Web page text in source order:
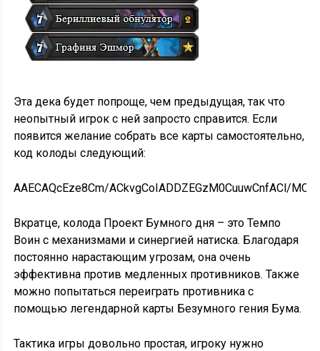
Эта дека будет попроще, чем предыдущая, так что
неопытный игрок с ней запросто справится. Если
появится желание собрать все карты самостоятельно,
код колоды следующий:
AAECAQcEze8Cm/ACkvgCoIADDZEGzM0CuuwCnfACl/
Вкратце, колода Проект Бумного дня – это Темпо
Воин с механизмами и синергией натиска. Благодаря
постоянно нарастающим угрозам, она очень
эффективна против медленных противников. Также
можно попытаться переиграть противника с
помощью легендарной карты Безумного гения Бума.
Тактика игры довольно простая, игроку нужно